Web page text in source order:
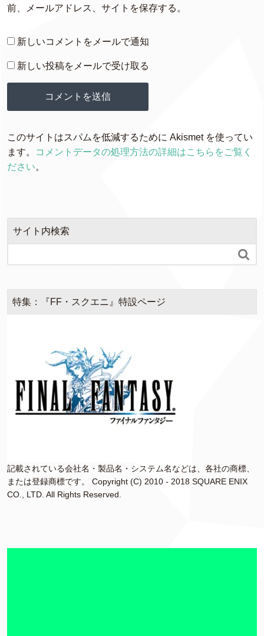
前、メールアドレス、サイトを保存する。
新しいコメントをメールで通知
新しい投稿をメールで受け取る
このサイトはスパムを低減するために Akismet を使ってい
ます。
コメントデータの処理方法の詳細はこちらをご覧く
ださい。
サイト内検索

特集：『FF・スクエニ』特設ページ
記載されている会社名・製品名・システム名などは、各社の商標、
または登録商標です。 Copyright (C) 2010 - 2018 SQUARE ENIX
CO., LTD. All Rights Reserved.